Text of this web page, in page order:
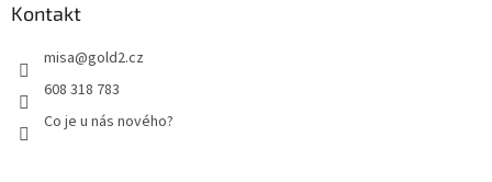
Kontakt
misa@gold2.cz
608 318 783
Co je u nás nového?